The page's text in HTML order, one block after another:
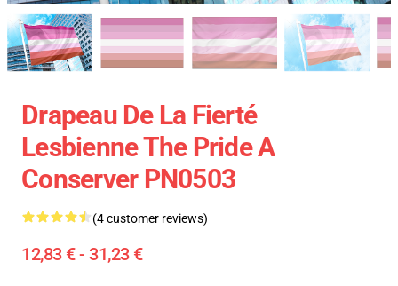
Drapeau De La Fierté
Lesbienne The Pride A
Conserver PN0503
(4 customer reviews)
12,83 € - 31,23 €